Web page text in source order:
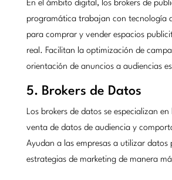
En el ámbito digital, los brokers de
programática trabajan con tecnología
para comprar y vender espacios
real. Facilitan la optimización de
orientación de anuncios a audiencias
5. Brokers de Datos
Los brokers de datos se especializan
venta de datos de audiencia y
Ayudan a las empresas a utilizar datos
estrategias de marketing de manera